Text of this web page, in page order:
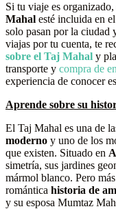
Si tu viaje es
Mahal esté incluida en
solo pasan por la ciudad
viajas por tu cuenta, te
sobre el Taj Mahal y
transporte y compra de
experiencia de conocer
Aprende sobre su
El Taj Mahal es una de
moderno y uno de los
que existen. Situado en
simetría, sus jardines
mármol blanco. Pero
romántica historia de
y su esposa Mumtaz